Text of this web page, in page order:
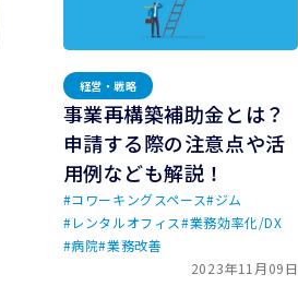
経営・戦略
事業再構築補助金とは？
申請する際の注意点や活
用例なども解説！
コワーキングスペース
# ジム
#
レンタルオフィス
# 業務効率化/DX
#
病院
# 業務改善
#
2023年11月09日